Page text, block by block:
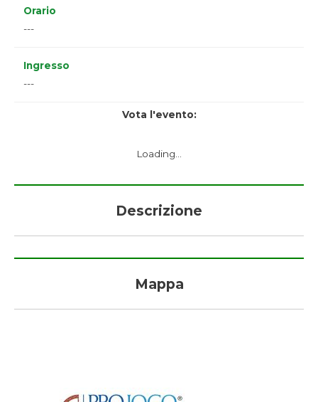
Orario
---
Ingresso
---
Vota l'evento:
Loading...
Descrizione
Mappa